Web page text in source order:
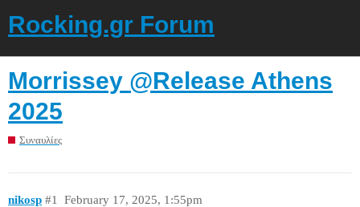
Rocking.gr Forum
Morrissey @Release Athens
2025
Συναυλίες
nikosp February 17, 2025, 1:55pm
#1